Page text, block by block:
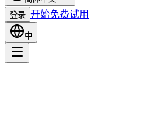
登录 开始免费试用
中